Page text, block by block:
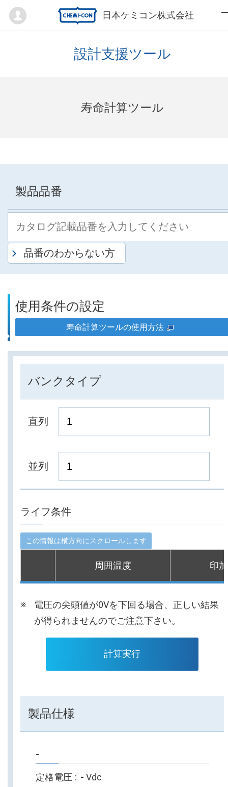
日本ケミコン株式会社
Mypage
設計支援ツール
寿命計算ツール
製品品番
品番のわからない方
使用条件の設定
寿命計算ツールの使用方法
バンクタイプ
直列
並列
ライフ条件
周囲温度 印
電圧の尖頭値が0Vを下回る場合、正しい結果
が得られませんのでご注意下さい。
計算実行
製品仕様
-
定格電圧 - Vdc